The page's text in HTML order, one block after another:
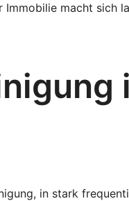
Immobilie macht sich
in stark